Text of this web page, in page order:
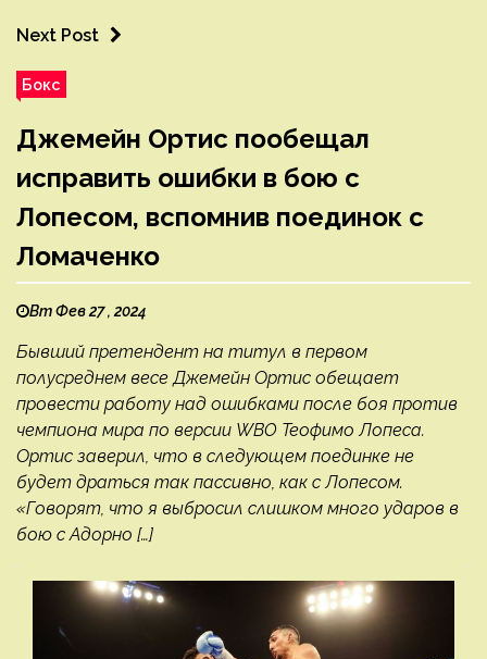
Next Post
Бокс
Джемейн Ортис пообещал
исправить ошибки в бою с
Лопесом, вспомнив поединок с
Ломаченко
Вт Фев 27 , 2024
Бывший претендент на титул в первом
полусреднем весе Джемейн Ортис обещает
провести работу над ошибками после боя против
чемпиона мира по версии WBO Теофимо Лопеса.
Ортис заверил, что в следующем поединке не
будет драться так пассивно, как с Лопесом.
«Говорят, что я выбросил слишком много ударов в
бою с Адорно […]